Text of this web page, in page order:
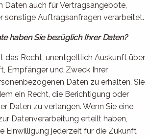
Daten auch für Vertragsangebote,
sonstige Auftragsanfragen verarbeitet.
haben Sie bezüglich Ihrer Daten?
das Recht, unentgeltlich Auskunft über
Empfänger und Zweck Ihrer
Daten zu erhalten. Sie
ein Recht, die Berichtigung oder
Daten zu verlangen. Wenn Sie eine
Datenverarbeitung erteilt haben,
Einwilligung jederzeit für die Zukunft